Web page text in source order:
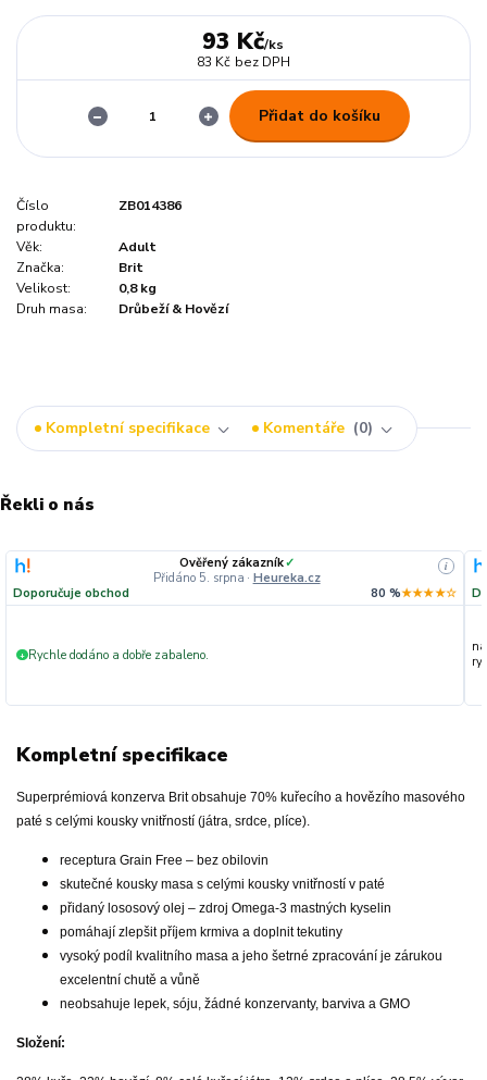
93 Kč/ks
83 Kč bez DPH
Přidat do košíku
Číslo
produktu:
ZB014386
Věk:
Adult
Značka:
Brit
Velikost:
0,8 kg
Druh masa:
Drůbeží & Hovězí
Kompletní specifikace Komentáře 0
Řekli o nás
Ověřený zákazník✓
Přidáno 5. srpna · Heureka.cz
i
Doporučuje obchod 80 %★★★★☆
+ Rychle dodáno a dobře zabaleno.
Kompletní specifikace
Superprémiová konzerva Brit obsahuje 70% kuřecího a hovězího masového
paté s celými kousky vnitřností (játra, srdce, plíce).
receptura Grain Free – bez obilovin
skutečné kousky masa s celými kousky vnitřností v paté
přidaný lososový olej – zdroj Omega-3 mastných kyselin
pomáhají zlepšit příjem krmiva a doplnit tekutiny
vysoký podíl kvalitního masa a jeho šetrné zpracování je zárukou
excelentní chutě a vůně
neobsahuje lepek, sóju, žádné konzervanty, barviva a GMO
Složení: